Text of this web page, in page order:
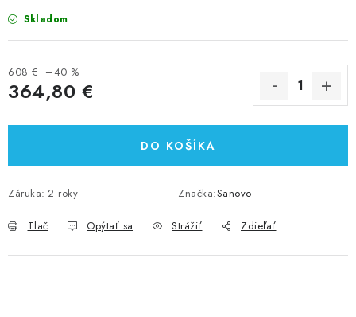
Skladom
608 € –40 %
364,80 €
DO KOŠÍKA
Záruka: 2 roky Značka:Sanovo
Tlač Opýtať sa Strážiť Zdieľať